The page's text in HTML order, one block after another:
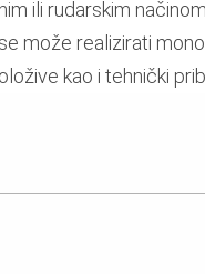
ili rudarskim
može realizirati
kao i tehnički